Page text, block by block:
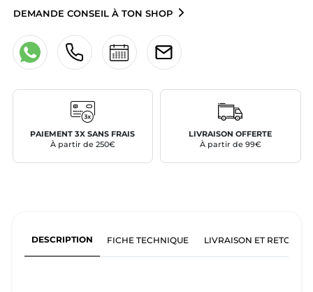
DEMANDE CONSEIL À TON SHOP
PAIEMENT 3X SANS FRAIS
À partir de 250€
LIVRAISON OFFERTE
À partir de 99€
DESCRIPTION FICHE TECHNIQUE LIVRAISON ET RETOURS